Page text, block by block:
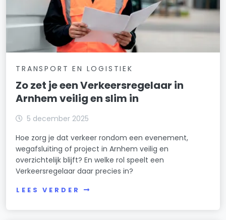
TRANSPORT EN LOGISTIEK
Zo zet je een Verkeersregelaar in
Arnhem veilig en slim in
5 december 2025
Hoe zorg je dat verkeer rondom een evenement,
wegafsluiting of project in Arnhem veilig en
overzichtelijk blijft? En welke rol speelt een
Verkeersregelaar daar precies in?
LEES VERDER